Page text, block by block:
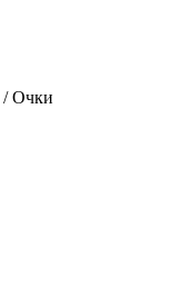
/Очки